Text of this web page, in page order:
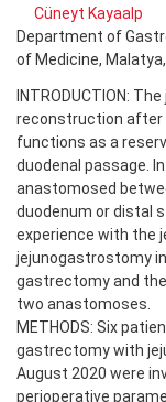
Cüneyt Kayaalp
Department of
of Medicine,
INTRODUCTION:
reconstruction after
functions as a
duodenal passage.
anastomosed
duodenum or distal
experience with the
jejunogastrostomy
gastrectomy and
two anastomoses.
METHODS: Six
gastrectomy with
August 2020 were
perioperative